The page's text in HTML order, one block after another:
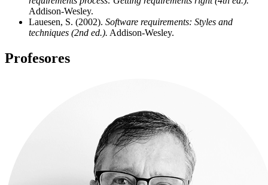
Addison-Wesley.
Lauesen, S. (2002). Software requirements: Styles and
techniques (2nd ed.). Addison-Wesley.
Profesores